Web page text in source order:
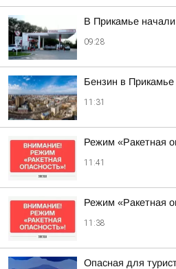
В Прикамье
09:28
Бензин в
11:31
Режим «Ракетная
11:41
Режим «Ракетная
11:38
Опасная для